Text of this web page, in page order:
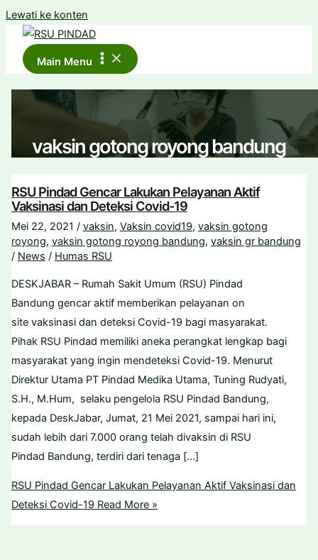
Lewati ke konten
Main Menu
vaksin gotong royong bandung
RSU Pindad Gencar Lakukan Pelayanan Aktif
Vaksinasi dan Deteksi Covid-19
Mei 22, 2021 / vaksin, Vaksin covid19, vaksin gotong
royong, vaksin gotong royong bandung, vaksin gr bandung
/ News / Humas RSU
DESKJABAR – Rumah Sakit Umum (RSU) Pindad
Bandung gencar aktif memberikan pelayanan on
site vaksinasi dan deteksi Covid-19 bagi masyarakat.
Pihak RSU Pindad memiliki aneka perangkat lengkap bagi
masyarakat yang ingin mendeteksi Covid-19. Menurut
Direktur Utama PT Pindad Medika Utama, Tuning Rudyati,
S.H., M.Hum, selaku pengelola RSU Pindad Bandung,
kepada DeskJabar, Jumat, 21 Mei 2021, sampai hari ini,
sudah lebih dari 7.000 orang telah divaksin di RSU
Pindad Bandung, terdiri dari tenaga […]
RSU Pindad Gencar Lakukan Pelayanan Aktif Vaksinasi dan
Deteksi Covid-19Read More »